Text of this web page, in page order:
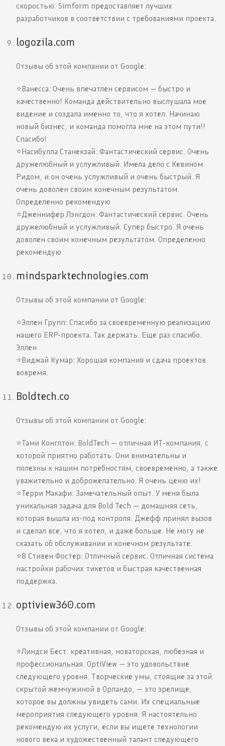
скоростью. Simform предоставляет лучших
разработчиков в соответствии с требованиями проекта.
logozila.com
Отзывы об этой компании от Google:
⭐️Ванесса: Очень впечатлен сервисом — быстро и
качественно! Команда действительно выслушала мое
видение и создала именно то, что я хотел. Начинаю
новый бизнес, и команда помогла мне на этом пути!!
Спасибо!
⭐️Насибулла Станекзай: Фантастический сервис. Очень
дружелюбный и услужливый. Имела дело с Кевином
Ридом, и он очень услужливый и очень быстрый. Я
очень доволен своим конечным результатом.
Определенно рекомендую
⭐️Дженнифер Лэнгдон: Фантастический сервис. Очень
дружелюбный и услужливый. Супер быстро. Я очень
доволен своим конечным результатом. Определенно
рекомендую
mindsparktechnologies.com
Отзывы об этой компании от Google:
⭐️Эллен Групп: Спасибо за своевременную реализацию
нашего ERP-проекта. Так держать. Еще раз спасибо.
Эллен
⭐️Виджай Кумар: Хорошая компания и сдача проектов
вовремя.
Boldtech.co
Отзывы об этой компании от Google:
⭐️Тами Конглтон: BoldTech — отличная ИТ-компания, с
которой приятно работать. Они внимательны и
полезны к нашим потребностям, своевременно, а также
уважительно и доброжелательно. Я очень ценю их!
⭐️Терри Макафи: Замечательный опыт. У меня была
уникальная задача для Bold Tech — домашняя сеть,
которая вышла из-под контроля. Джефф принял вызов
и сделал все, что я хотел, и даже больше. Не могу не
сказать об обслуживании и конечном результате.
⭐️B Стивен Фостер: Отличный сервис. Отличная система
настройки рабочих тикетов и быстрая качественная
поддержка.
optiview360.com
Отзывы об этой компании от Google:
⭐️Линдси Бест: креативная, новаторская, любезная и
профессиональная. OptiView — это удовольствие
следующего уровня. Творческие умы, стоящие за этой
скрытой жемчужиной в Орландо, — это зрелище,
которое вы должны увидеть сами. Их специальные
мероприятия следующего уровня. Я настоятельно
рекомендую их услуги, если вы ищете технологии
нового века и художественный талант следующего